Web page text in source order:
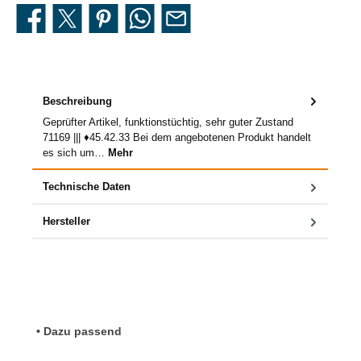
Beschreibung
Geprüfter Artikel, funktionstüchtig, sehr guter Zustand
71169 ||| ♦45.42.33 Bei dem angebotenen Produkt handelt
es sich um… Mehr
Technische Daten
Hersteller
Produktgalerie überspringen
• Dazu passend